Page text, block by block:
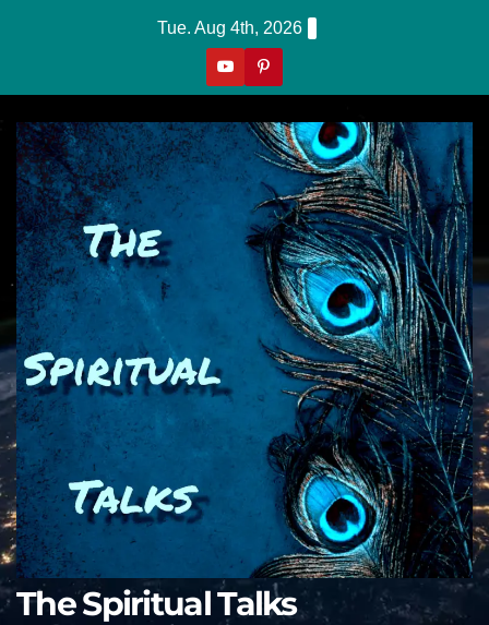
Tue. Aug 4th, 2026
The Spiritual Talks